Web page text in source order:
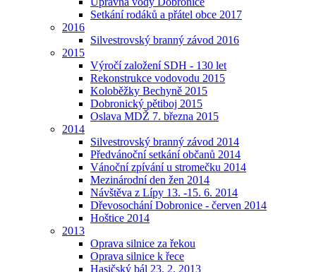
Setkání rodáků a přátel obce 2017
2016
Silvestrovský branný závod 2016
2015
Výročí založení SDH - 130 let
Rekonstrukce vodovodu 2015
Koloběžky Bechyně 2015
Dobronický pětiboj 2015
Oslava MDŽ 7. března 2015
2014
Silvestrovský branný závod 2014
Předvánoční setkání občanů 2014
Vánoční zpívání u stromečku 2014
Mezinárodní den žen 2014
Návštěva z Lípy 13. -15. 6. 2014
Dřevosochání Dobronice - červen 2014
Hoštice 2014
2013
Oprava silnice za řekou
Oprava silnice k řece
Hasičský bál 23. 2. 2013